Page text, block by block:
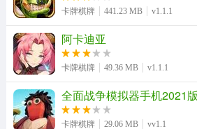
卡牌棋牌 441.23 MB v1.1.1
阿卡迪亚
卡牌棋牌 49.36 MB v1.1.1
全面战争模拟器手机2021版
卡牌棋牌 29.06 MB vv1.1